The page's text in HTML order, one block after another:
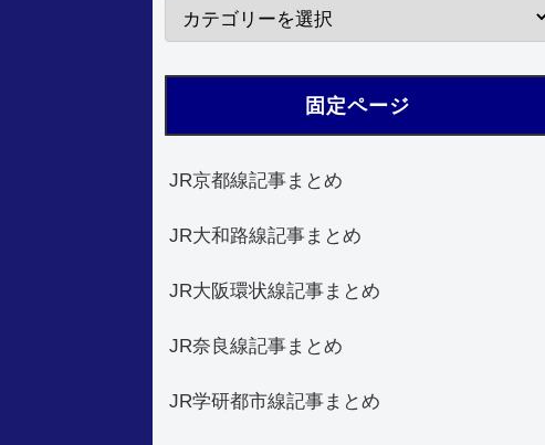
固定ページ
JR京都線記事まとめ
JR大和路線記事まとめ
JR大阪環状線記事まとめ
JR奈良線記事まとめ
JR学研都市線記事まとめ